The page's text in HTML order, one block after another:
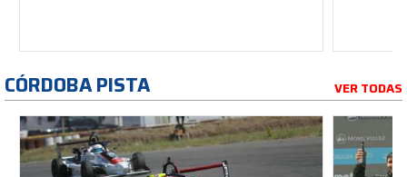
CÓRDOBA PISTA VER TODAS